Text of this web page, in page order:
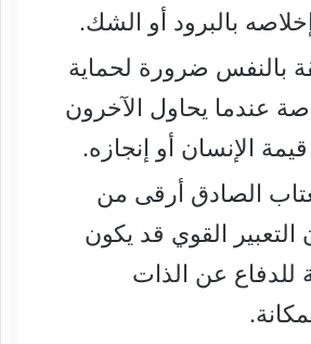
بالبرود أو الشك.
بالنفس ضرورة لحماية
عندما يحاول الآخرون
الإنسان أو إنجازه.
الصادق أرقى من
التعبير القوي قد يكون
للدفاع عن الذات